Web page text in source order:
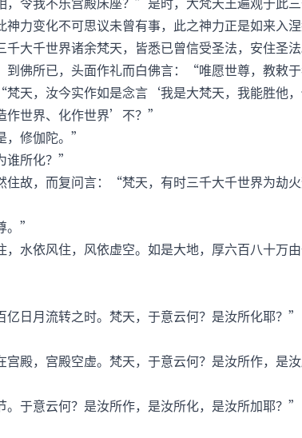
力变化不可思议未曾有事，此之神力正是如来入
大千世界诸余梵天，皆悉已曾信受圣法，安住圣法
佛所已，头面作礼而白佛言：“唯愿世尊，教敕于
，汝今实作如是念言‘我是大梵天，我能胜他，
作世界、化作世界’不？”
修伽陀。”
所化？”
故，而复问言：“梵天，有时三千大千世界为劫
”
依风住，风依虚空。如是大地，厚六百八十万由
月流转之时。梵天，于意云何？是汝所化耶？”
，宫殿空虚。梵天，于意云何？是汝所作，是汝
意云何？是汝所作，是汝所化，是汝所加耶？”